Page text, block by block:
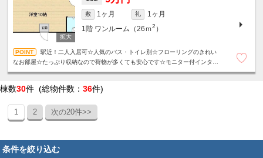
敷 1ヶ月 礼
1ヶ月
1階 ワンルーム（26ｍ2 ）
駅近！二人入居可☆人気のバス・トイレ別☆フローリングのきれい
なお部屋☆たっぷり収納なので荷物が多くても安心です☆モニター付インター
棟数30件 (総物件数： 36件)
1 2 次の20件>>
条件を絞り込む